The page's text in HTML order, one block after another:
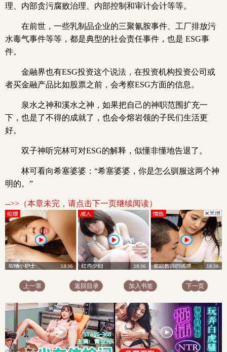
理、内部贪污腐败治理、内部控制和审计会计等等。
在前世，一些乳制品企业的三聚氰胺事件、工厂排放污
水毒气事件等等，都是典型的社会责任事件，也是 ESG事
件。
金融界也有ESG投资这个说法，在投资机构投资公司或
者买金融产品比如股票之前，会考察ESG方面的信息。
泉水之神和溪水之神，如果把自己的神职范围扩充一
下，也是了不得的成就了，也会令熔岩领的子民们生活更
好。
双子神听完林可对ESG的解释，似懂非懂地告退了。
林可看向希塞婆婆：“希塞婆婆，你是怎么驯服这两个神
明的。”
-->>（本章未完，请点击下一页继续阅读）
上一章 返回目录 加入书签 下一页